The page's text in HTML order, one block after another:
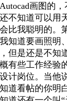
画图的
不知道可以用
比我聪明的。
知道要画照明
但是还是不知
有些工作经验
计岗位。当他
道看帖的你明